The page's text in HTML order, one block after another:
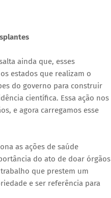
ainda que, esses
estados que realizam o
do governo para construir
científica. Essa ação nos
e agora carregamos esse
as ações de saúde
do ato de doar órgãos
que prestem um
e ser referência para